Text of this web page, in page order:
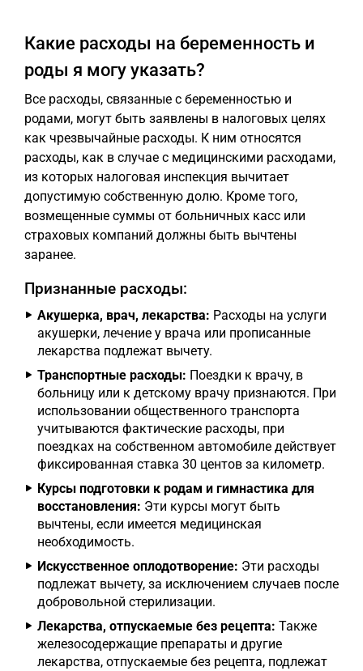
Какие расходы на беременность и
роды я могу указать?
Все расходы, связанные с беременностью и
родами, могут быть заявлены в налоговых целях
как чрезвычайные расходы. К ним относятся
расходы, как в случае с медицинскими расходами,
из которых налоговая инспекция вычитает
допустимую собственную долю. Кроме того,
возмещенные суммы от больничных касс или
страховых компаний должны быть вычтены
заранее.
Признанные расходы:
Акушерка, врач, лекарства: Расходы на услуги
акушерки, лечение у врача или прописанные
лекарства подлежат вычету.
Транспортные расходы: Поездки к врачу, в
больницу или к детскому врачу признаются. При
использовании общественного транспорта
учитываются фактические расходы, при
поездках на собственном автомобиле действует
фиксированная ставка 30 центов за километр.
Курсы подготовки к родам и гимнастика для
восстановления: Эти курсы могут быть
вычтены, если имеется медицинская
необходимость.
Искусственное оплодотворение: Эти расходы
подлежат вычету, за исключением случаев после
добровольной стерилизации.
Лекарства, отпускаемые без рецепта: Также
железосодержащие препараты и другие
лекарства, отпускаемые без рецепта, подлежат